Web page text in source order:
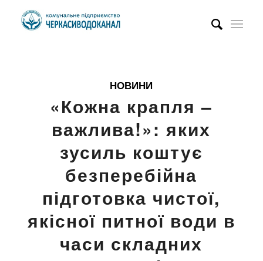
НОВИНИ
«Кожна крапля –
важлива!»: яких
зусиль коштує
безперебійна
підготовка чистої,
якісної питної води в
часи складних